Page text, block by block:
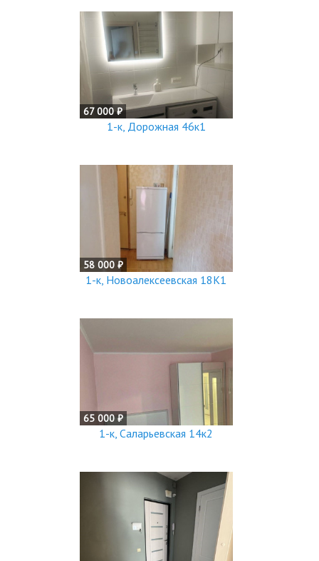
67 000 ₽
1-к, Дорожная 46к1
58 000 ₽
1-к, Новоалексеевская 18К1
65 000 ₽
1-к, Саларьевская 14к2